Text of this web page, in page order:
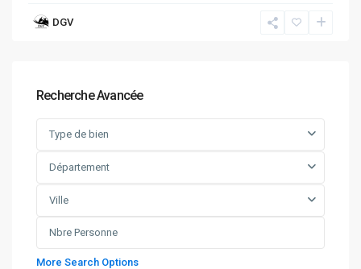
DGV
Recherche Avancée
Type de bien
Département
Ville
More Search Options